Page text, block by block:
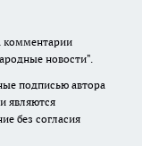
комментарии
новости".
подписью автора
являются
без согласия